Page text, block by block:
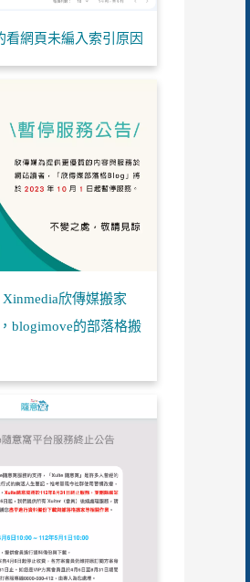
看網頁未編入索引原因
欣傳媒搬家
blogimove的部落格搬